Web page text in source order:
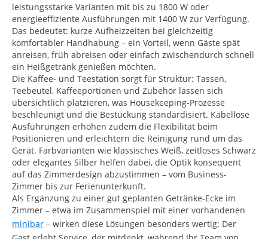
leistungsstarke Varianten mit bis zu 1800 W oder
energieeffiziente Ausführungen mit 1400 W zur Verfügung.
Das bedeutet: kurze Aufheizzeiten bei gleichzeitig
komfortabler Handhabung – ein Vorteil, wenn Gäste spät
anreisen, früh abreisen oder einfach zwischendurch schnell
ein Heißgetränk genießen möchten.
Die Kaffee- und Teestation sorgt für Struktur: Tassen,
Teebeutel, Kaffeeportionen und Zubehör lassen sich
übersichtlich platzieren, was Housekeeping-Prozesse
beschleunigt und die Bestückung standardisiert. Kabellose
Ausführungen erhöhen zudem die Flexibilität beim
Positionieren und erleichtern die Reinigung rund um das
Gerät. Farbvarianten wie klassisches Weiß, zeitloses Schwarz
oder elegantes Silber helfen dabei, die Optik konsequent
auf das Zimmerdesign abzustimmen – vom Business-
Zimmer bis zur Ferienunterkunft.
Als Ergänzung zu einer gut geplanten Getränke-Ecke im
Zimmer – etwa im Zusammenspiel mit einer vorhandenen
minibar – wirken diese Lösungen besonders wertig: Der